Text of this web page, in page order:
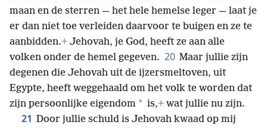
maan en de sterren — het hele hemelse leger — laat je
er dan niet toe verleiden daarvoor te buigen en ze te
aanbidden.+ Jehovah, je God, heeft ze aan alle
volken onder de hemel gegeven. 20 Maar jullie zijn
degenen die Jehovah uit de ijzersmeltoven, uit
Egypte, heeft weggehaald om het volk te worden dat
zijn persoonlijke eigendom * is,+ wat jullie nu zijn.
21 Door jullie schuld is Jehovah kwaad op mij